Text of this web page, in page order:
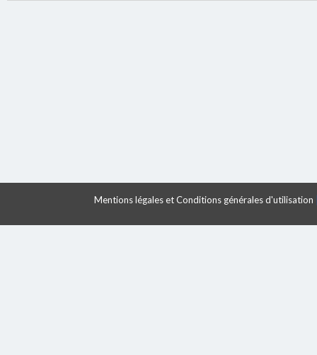
Mentions légales et Conditions générales d'utilisation